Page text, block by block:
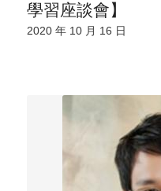
學習座談會】
2020 年 10 月 16 日